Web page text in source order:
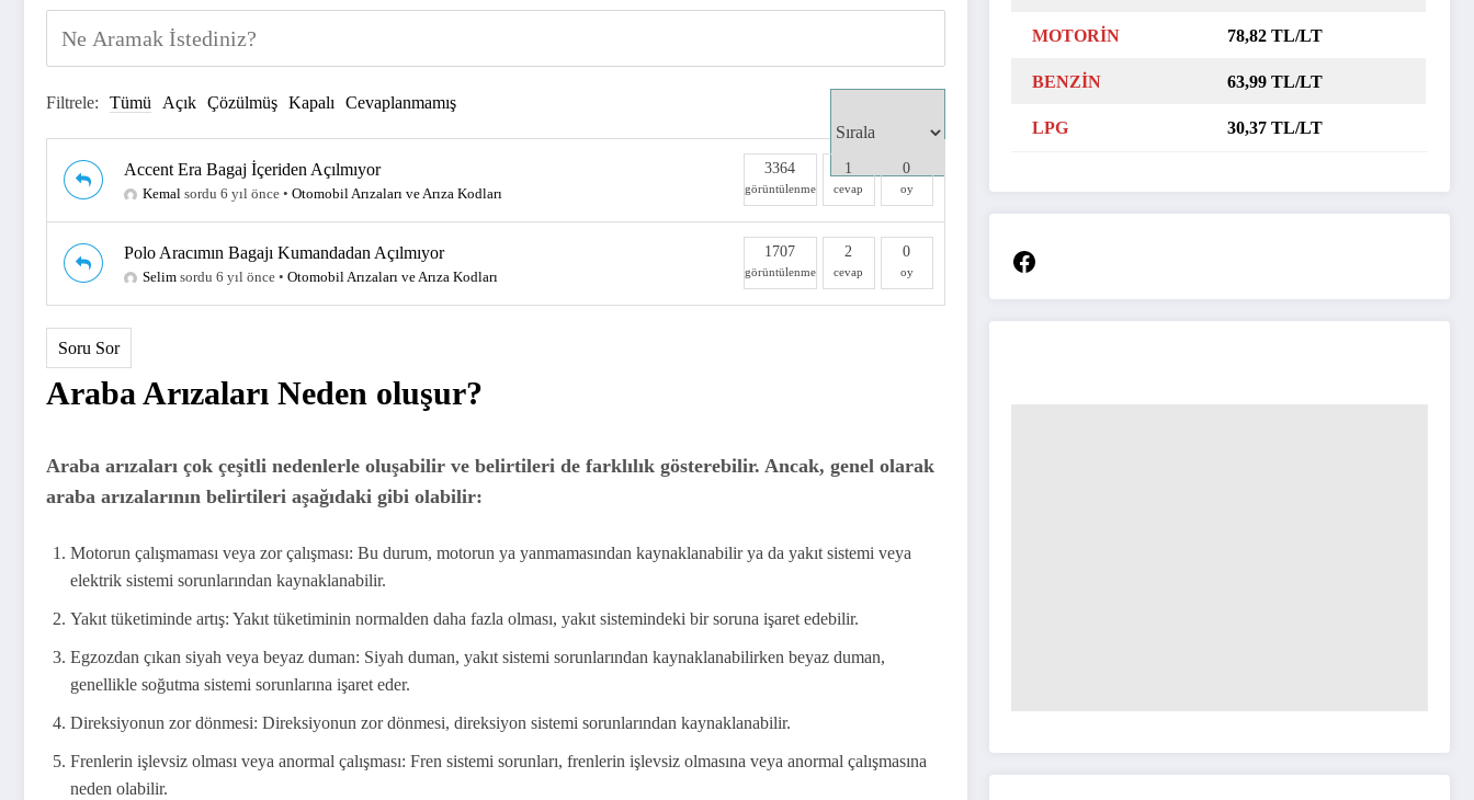
Filtrele: Tümü Açık Çözülmüş Kapalı Cevaplanmamış
Accent Era Bagaj İçeriden Açılmıyor
Kemal sordu 6 yıl önce • Otomobil Arızaları ve Arıza Kodları
3364
görüntülenme
1
cevap
0
oy
Polo Aracımın Bagajı Kumandadan Açılmıyor
Selim sordu 6 yıl önce • Otomobil Arızaları ve Arıza Kodları
1707
görüntülenme
2
cevap
0
oy
Soru Sor
Araba Arızaları Neden oluşur?
Araba arızaları çok çeşitli nedenlerle oluşabilir ve belirtileri de farklılık gösterebilir. Ancak, genel olarak
araba arızalarının belirtileri aşağıdaki gibi olabilir:
Motorun çalışmaması veya zor çalışması: Bu durum, motorun ya yanmamasından kaynaklanabilir ya da yakıt sistemi veya
elektrik sistemi sorunlarından kaynaklanabilir.
Yakıt tüketiminde artış: Yakıt tüketiminin normalden daha fazla olması, yakıt sistemindeki bir soruna işaret edebilir.
Egzozdan çıkan siyah veya beyaz duman: Siyah duman, yakıt sistemi sorunlarından kaynaklanabilirken beyaz duman,
genellikle soğutma sistemi sorunlarına işaret eder.
Direksiyonun zor dönmesi: Direksiyonun zor dönmesi, direksiyon sistemi sorunlarından kaynaklanabilir.
Frenlerin işlevsiz olması veya anormal çalışması: Fren sistemi sorunları, frenlerin işlevsiz olmasına veya anormal çalışmasına
neden olabilir.
MOTORİN 78,82 TL/LT
BENZİN 63,99 TL/LT
LPG 30,37 TL/LT
Facebook